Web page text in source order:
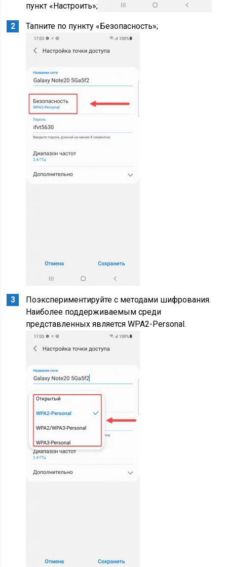
пункт «Настроить»;
Тапните по пункту «Безопасность»;
Поэкспериментируйте с методами шифрования.
Наиболее поддерживаемым среди
представленных является WPA2-Personal.